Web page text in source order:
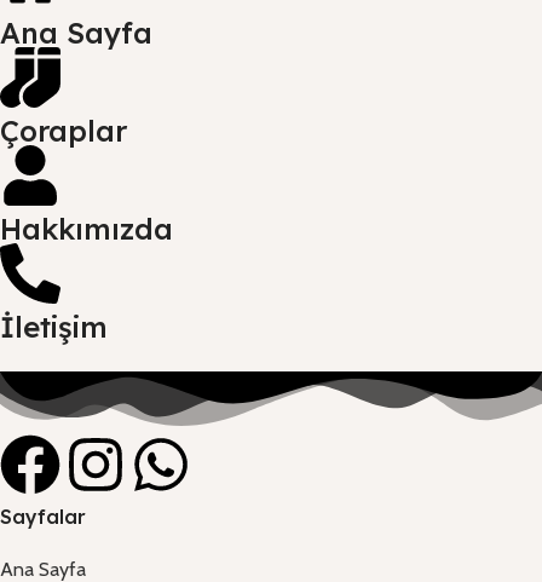
Ana Sayfa
Çoraplar
Hakkımızda
İletişim
Sayfalar
Ana Sayfa